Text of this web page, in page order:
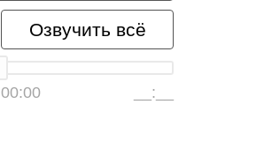
Озвучить всё
00:00 __:__